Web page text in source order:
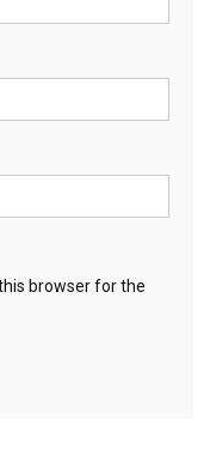
browser for the